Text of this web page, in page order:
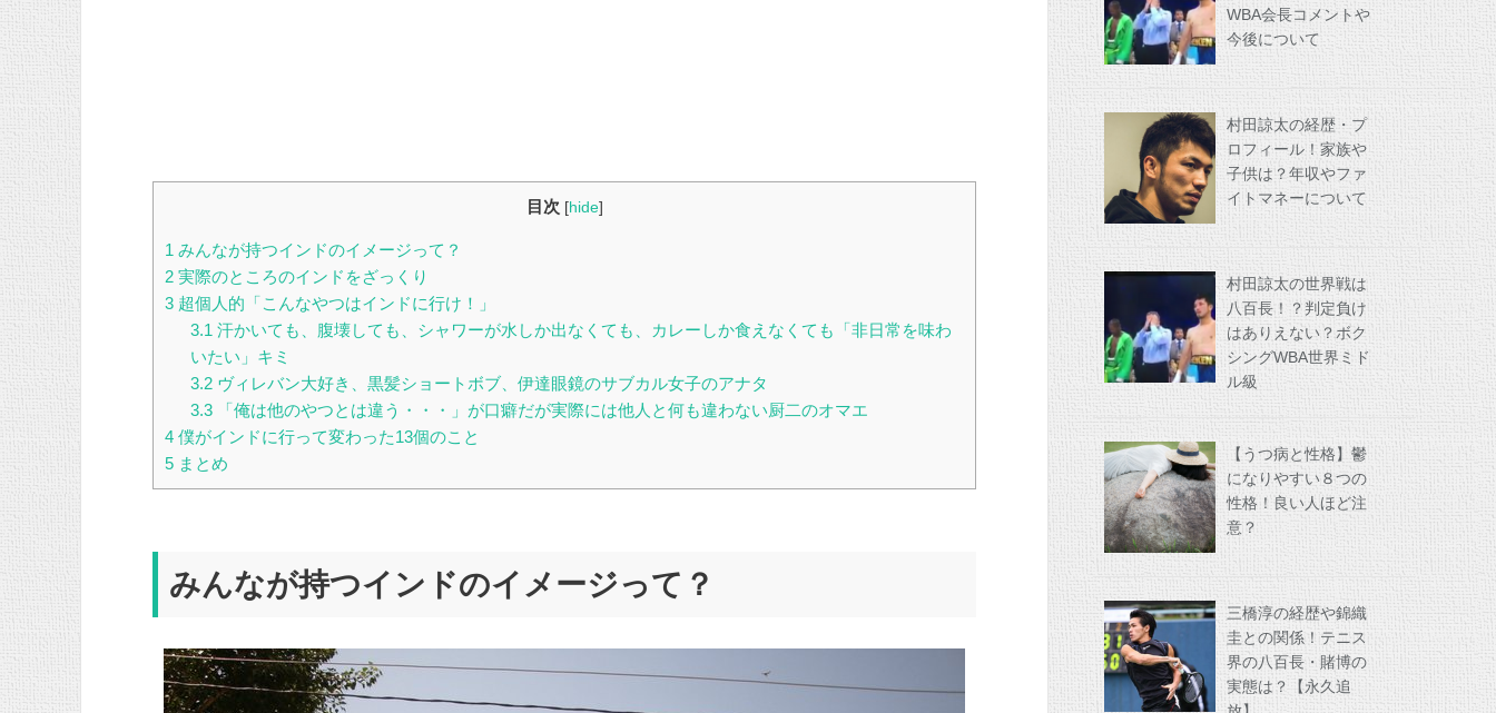
目次 [hide]
1 みんなが持つインドのイメージって？
2 実際のところのインドをざっくり
3 超個人的「こんなやつはインドに行け！」
3.1 汗かいても、腹壊しても、シャワーが水しか出なくても、カレーしか食えなくても「非日常を味わ
いたい」キミ
3.2ヴィレバン大好き、黒髪ショートボブ、伊達眼鏡のサブカル女子のアナタ
3.3「俺は他のやつとは違う・・・」が口癖だが実際には他人と何も違わない厨二のオマエ
4 僕がインドに行って変わった13個のこと
5 まとめ
みんなが持つインドのイメージって？
WBA会長コメントや
今後について
村田諒太の経歴・プ
ロフィール！家族や
子供は？年収やファ
イトマネーについて
村田諒太の世界戦は
八百長！？判定負け
はありえない？ボク
シングWBA世界ミド
ル級
【うつ病と性格】鬱
になりやすい８つの
性格！良い人ほど注
意？
三橋淳の経歴や錦織
圭との関係！テニス
界の八百長・賭博の
実態は？【永久追